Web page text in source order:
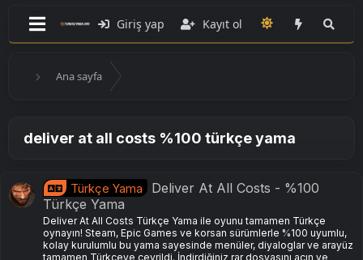
Giriş yap Kayıt ol
Ana sayfa
deliver at all costs %100 türkçe yama
Türkçe Yama
Deliver At All Costs - %100
Türkçe Yama
Deliver At All Costs Türkçe Yama ile oyunu tamamen Türkçe
oynayın! Steam, Epic Games ve korsan sürümlerle %100 uyumlu,
kolay kurulumlu bu yama sayesinde menüler, diyaloglar ve arayüz
tamamen Türkçeye çevrildi. İndirdiğiniz rar dosyasını açın ve